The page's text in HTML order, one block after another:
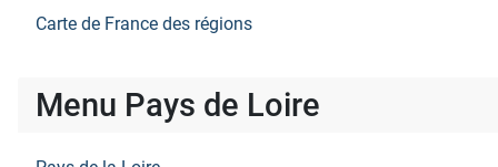
Carte de France des régions
Menu Pays de Loire